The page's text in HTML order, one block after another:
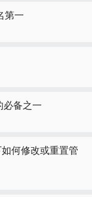
第一
必备之一
何修改或重置管